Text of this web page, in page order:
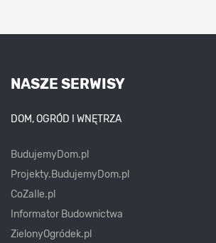
NASZE SERWISY
DOM, OGRÓD I WNĘTRZA
BudujemyDom.pl
Projekty.BudujemyDom.pl
CoZaIle.pl
Informator Budownictwa
ZielonyOgródek.pl